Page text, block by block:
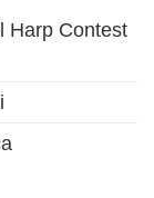
Harp Contest